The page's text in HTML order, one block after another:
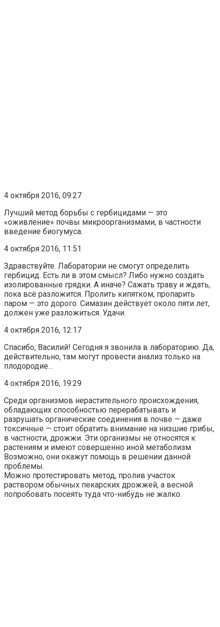
4 октября 2016, 09:27
Лучший метод борьбы с гербицидами — это
«оживление» почвы микроорганизмами, в частности
введение биогумуса.
4 октября 2016, 11:51
Здравствуйте. Лаборатории не смогут определить
гербицид. Есть ли в этом смысл? Либо нужно создать
изолированные грядки. А иначе? Сажать траву и ждать,
пока всё разложится. Пролить кипятком, пропарить
паром — это дорого. Симазин действует около пяти лет,
должен уже разложиться. Удачи.
4 октября 2016, 12:17
Спасибо, Василий! Сегодня я звонила в лабораторию. Да,
действительно, там могут провести анализ только на
плодородие…
4 октября 2016, 19:29
Среди организмов нерастительного происхождения,
обладающих способностью перерабатывать и
разрушать органические соединения в почве — даже
токсичные — стоит обратить внимание на низшие грибы,
в частности, дрожжи. Эти организмы не относятся к
растениям и имеют совершенно иной метаболизм.
Возможно, они окажут помощь в решении данной
проблемы.
Можно протестировать метод, пролив участок
раствором обычных пекарских дрожжей, а весной
попробовать посеять туда что-нибудь не жалко.